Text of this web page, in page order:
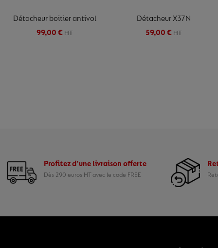
Détacheur boitier antivol
99,00 € HT
Détacheur X37N
59,00 € HT
Profitez d'une livraison offerte
Dès 290 euros HT avec le code FREE